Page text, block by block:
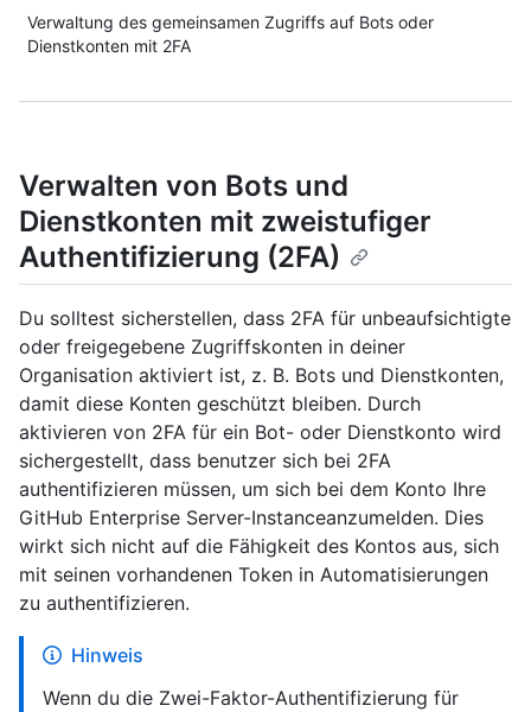
Verwaltung des gemeinsamen Zugriffs auf Bots oder
Dienstkonten mit 2FA
Verwalten von Bots und
Dienstkonten mit zweistufiger
Authentifizierung (2FA)
Du solltest sicherstellen, dass 2FA für unbeaufsichtigte
oder freigegebene Zugriffskonten in deiner
Organisation aktiviert ist, z. B. Bots und Dienstkonten,
damit diese Konten geschützt bleiben. Durch
aktivieren von 2FA für ein Bot- oder Dienstkonto wird
sichergestellt, dass benutzer sich bei 2FA
authentifizieren müssen, um sich bei dem Konto Ihre
GitHub Enterprise Server-Instanceanzumelden. Dies
wirkt sich nicht auf die Fähigkeit des Kontos aus, sich
mit seinen vorhandenen Token in Automatisierungen
zu authentifizieren.
Hinweis
Wenn du die Zwei-Faktor-Authentifizierung für